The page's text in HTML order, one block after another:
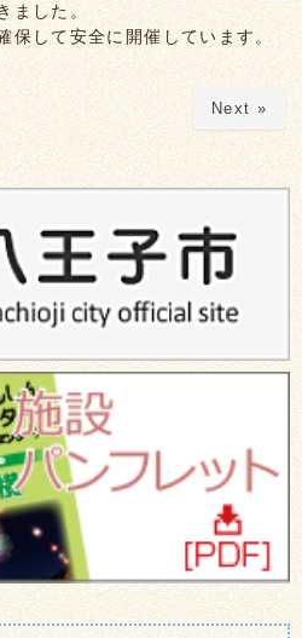
ました。
保して安全に開催しています。
Next »